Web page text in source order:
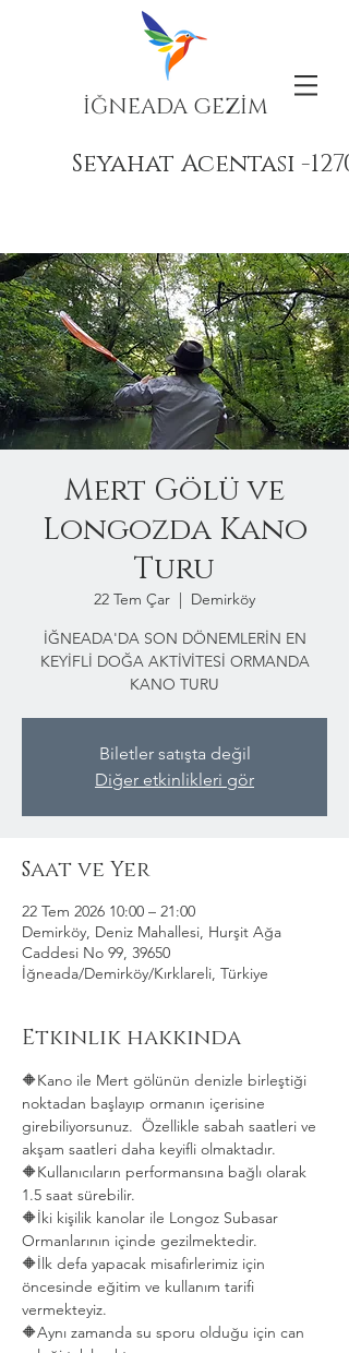
İĞNEADA GEZİM
Seyahat Acentası -
Mert Gölü ve
Longozda Kano
Turu
22 Tem Çar
  |
Demirköy
İĞNEADA'DA SON DÖNEMLERİN EN
KEYİFLİ DOĞA AKTİVİTESİ ORMANDA
KANO TURU
Biletler satışta değil
Diğer etkinlikleri gör
Saat ve Yer
22 Tem 2026 10:00 – 21:00
Demirköy, Deniz Mahallesi, Hurşit Ağa
Caddesi No 99, 39650
İğneada/Demirköy/Kırklareli, Türkiye
Etkinlik hakkında
🔶Kano ile Mert gölünün denizle birleştiği
noktadan başlayıp ormanın içerisine
girebiliyorsunuz.  Özellikle sabah saatleri ve
akşam saatleri daha keyifli olmaktadır.
🔶Kullanıcıların performansına bağlı olarak
1.5 saat sürebilir.
🔶İki kişilik kanolar ile Longoz Subasar
Ormanlarının içinde gezilmektedir.
🔶İlk defa yapacak misafirlerimiz için
öncesinde eğitim ve kullanım tarifi
vermekteyiz.
🔶Aynı zamanda su sporu olduğu için can